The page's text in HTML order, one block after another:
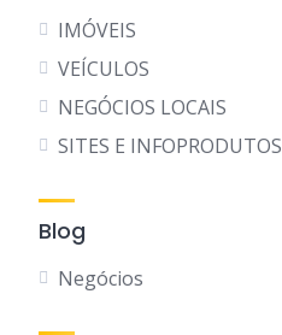
IMÓVEIS
VEÍCULOS
NEGÓCIOS LOCAIS
SITES E INFOPRODUTOS
Blog
Negócios